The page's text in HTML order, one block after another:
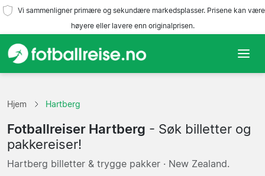
Vi sammenligner primære og sekundære markedsplasser. Prisene kan være
høyere eller lavere enn originalprisen.
Lag
Ligaer
Reisebyråer
Hjem Hartberg
Fotballreiser Hartberg - Søk billetter og
pakkereiser!
Hartberg billetter & trygge pakker · New Zealand.